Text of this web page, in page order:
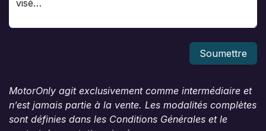
Soumettre
MotorOnly agit exclusivement comme intermédiaire et
n’est jamais partie à la vente. Les modalités complètes
sont définies dans les Conditions Générales et le